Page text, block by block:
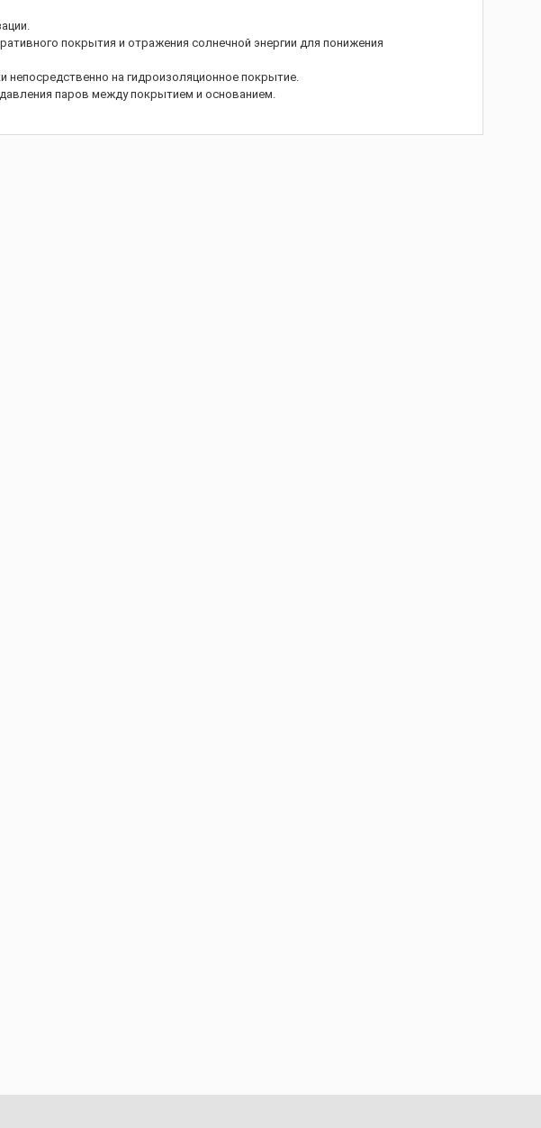
покрытия и отражения солнечной энергии для понижения
на гидроизоляционное покрытие.
паров между покрытием и основанием.